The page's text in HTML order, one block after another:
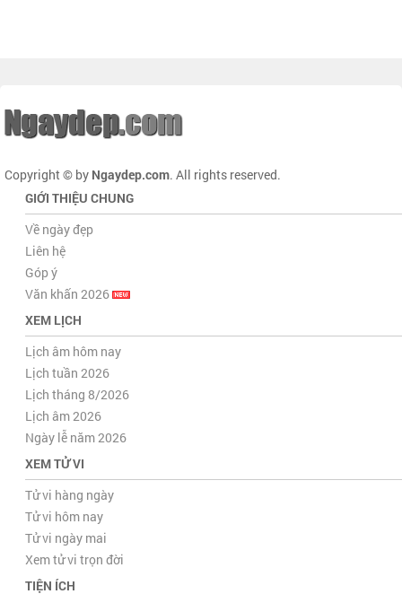
Copyright © by Ngaydep.com. All rights reserved.
GIỚI THIỆU CHUNG
Về ngày đẹp
Liên hệ
Góp ý
Văn khấn 2026
XEM LỊCH
Lịch âm hôm nay
Lịch tuần 2026
Lịch tháng 8/2026
Lịch âm 2026
Ngày lễ năm 2026
XEM TỬ VI
Tử vi hàng ngày
Tử vi hôm nay
Tử vi ngày mai
Xem tử vi trọn đời
TIỆN ÍCH